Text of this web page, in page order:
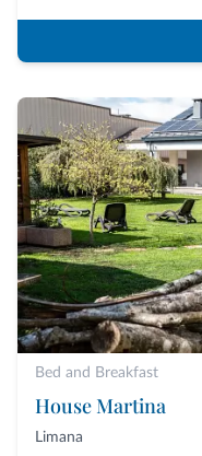
Bed and Breakfast
House Martina
Limana